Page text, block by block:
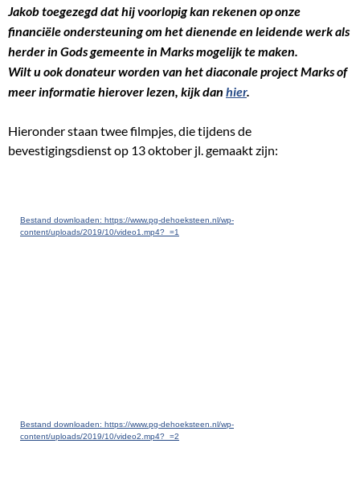
Jakob toegezegd dat hij voorlopig kan rekenen op onze
financiële ondersteuning om het dienende en leidende werk als
herder in Gods gemeente in Marks mogelijk te maken.
Wilt u ook donateur worden van het diaconale project Marks of
meer informatie hierover lezen, kijk dan hier.
Hieronder staan twee filmpjes, die tijdens de
bevestigingsdienst op 13 oktober jl. gemaakt zijn:
Bestand downloaden: https://www.pg-dehoeksteen.nl/wp-
content/uploads/2019/10/video1.mp4?_=1
Bestand downloaden: https://www.pg-dehoeksteen.nl/wp-
content/uploads/2019/10/video2.mp4?_=2